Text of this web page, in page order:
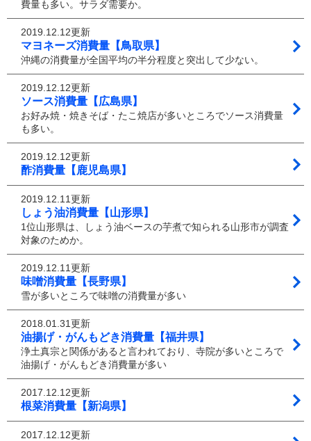
費量も多い。サラダ需要か。
2019.12.12更新
マヨネーズ消費量【鳥取県】
沖縄の消費量が全国平均の半分程度と突出して少ない。
2019.12.12更新
ソース消費量【広島県】
お好み焼・焼きそば・たこ焼店が多いところでソース消費量
も多い。
2019.12.12更新
酢消費量【鹿児島県】
2019.12.11更新
しょう油消費量【山形県】
1位山形県は、しょう油ベースの芋煮で知られる山形市が調査
対象のためか。
2019.12.11更新
味噌消費量【長野県】
雪が多いところで味噌の消費量が多い
2018.01.31更新
油揚げ・がんもどき消費量【福井県】
浄土真宗と関係があると言われており、寺院が多いところで
油揚げ・がんもどき消費量が多い
2017.12.12更新
根菜消費量【新潟県】
2017.12.12更新